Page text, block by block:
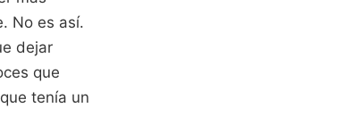
No es así.
dejar
que
tenía un